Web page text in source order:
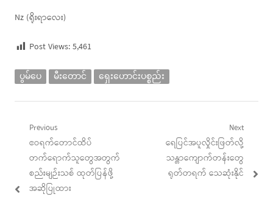
Nz (ရိုးရာလေး)
Post Views:5,461
ပွမ်ပေ မီးတောင် ရှေးဟောင်းပစ္စည်း
Post
navigation
Previous
Previous
post:
ဧဝရက်တောင်ထိပ်
တက်ရောက်သူတွေအတွက်
စည်းမျဉ်းသစ် ထုတ်ပြန်ဖို့
အဆိုပြုထား
Next
Next
post:
ရေပြင်အပူလှိုင်းဖြတ်လို့
သန္တာကျောက်တန်းတွေ
ရုတ်တရက် သေဆုံးနိုင်